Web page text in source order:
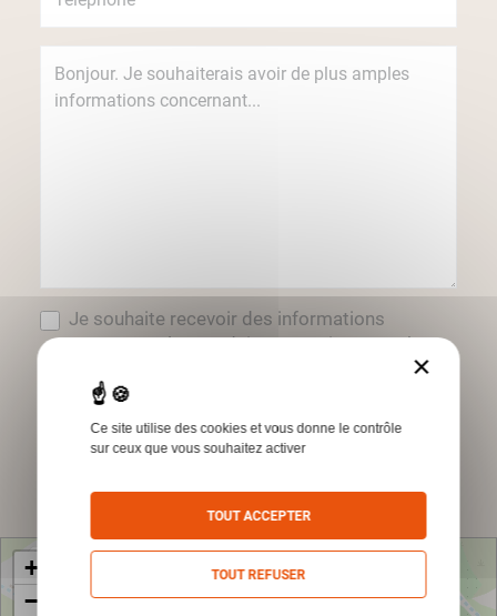
Je souhaite recevoir des informations
concernant les produits et services Humbert
*Champs obligatoires
+
−
×
Ce site utilise des cookies et vous donne le contrôle
sur ceux que vous souhaitez activer
TOUT ACCEPTER
TOUT REFUSER